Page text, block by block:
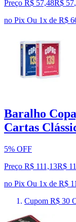
Preço R$ 57,48R$ 57,
no Pix Ou 1x de R$
Baralho
Cartas
5% OFF
Preço R$ 111,13R$
no Pix Ou 1x de R$
Cupom R$ 30